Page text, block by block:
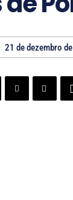
21 de dezembro